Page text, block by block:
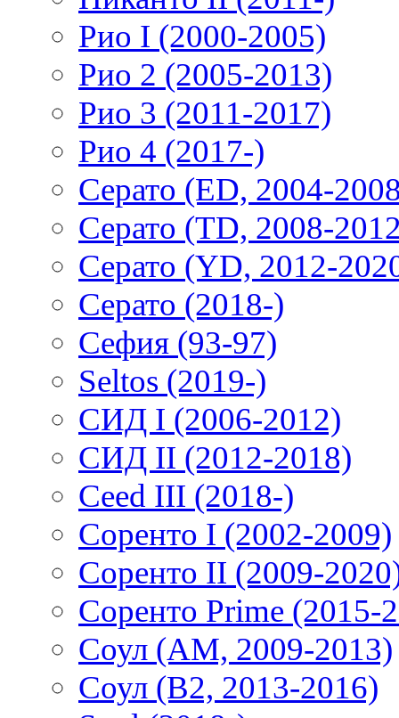
Рио I (2000-2005)
Рио 2 (2005-2013)
Рио 3 (2011-2017)
Рио 4 (2017-)
Серато (ED, 2004-
Серато (TD, 2008-
Серато (YD, 2012-
Серато (2018-)
Сефия (93-97)
Seltos (2019-)
СИД I (2006-2012)
СИД II (2012-2018)
Ceed III (2018-)
Соренто I (2002-2009)
Соренто II (2009-
Соренто Prime (2015-
Соул (AM, 2009-2013)
Соул (B2, 2013-2016)